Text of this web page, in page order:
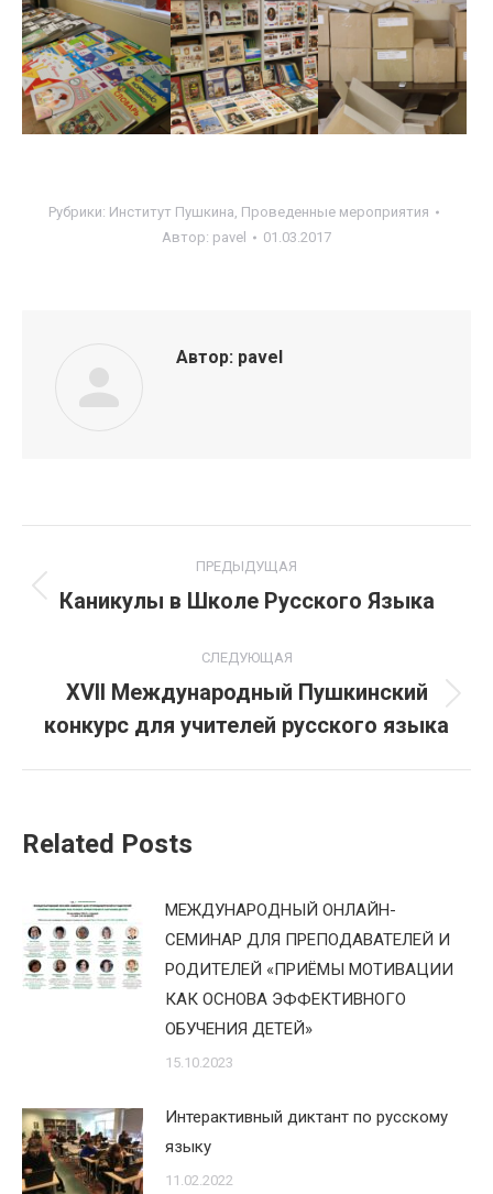
Рубрики: Институт Пушкина, Проведенные мероприятия
Автор: pavel 01.03.2017
Автор: pavel
по
ПРЕДЫДУЩАЯ
Предыдущая
Каникулы в Школе Русского Языка
СЛЕДУЮЩАЯ
Следующая
запись:
XVII Международный Пушкинский
конкурс для учителей русского языка
Related Posts
МЕЖДУНАРОДНЫЙ ОНЛАЙН-
СЕМИНАР ДЛЯ ПРЕПОДАВАТЕЛЕЙ И
РОДИТЕЛЕЙ «ПРИЁМЫ МОТИВАЦИИ
КАК ОСНОВА ЭФФЕКТИВНОГО
ОБУЧЕНИЯ ДЕТЕЙ»
15.10.2023
Интерактивный диктант по русскому
языку
11.02.2022